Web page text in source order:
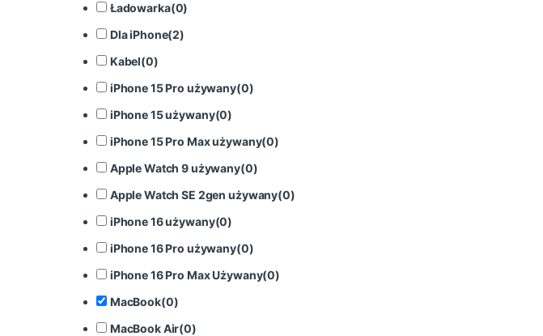
Ładowarka(0)
Dla iPhone(2)
Kabel(0)
iPhone 15 Pro używany(0)
iPhone 15 używany(0)
iPhone 15 Pro Max używany(0)
Apple Watch 9 używany(0)
Apple Watch SE 2gen używany(0)
iPhone 16 używany(0)
iPhone 16 Pro używany(0)
iPhone 16 Pro Max Używany(0)
MacBook(0)
MacBook Air(0)